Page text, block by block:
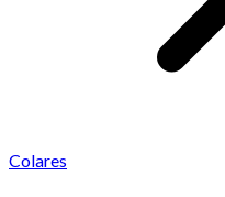
Colares